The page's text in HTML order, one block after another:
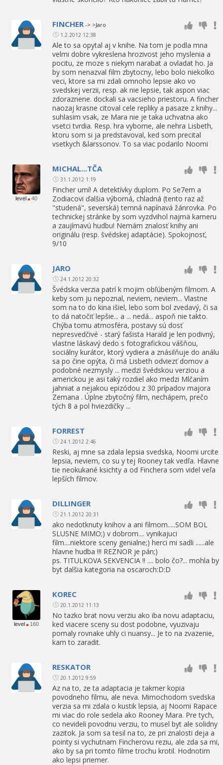
FINCHER -> >Jaro
1.2.2012 12:38
Ale to sa opytal aj v knihe. Na tom je podla mna
velmi dobre vykreslena hrozivost jeho myslenia a
pocitu, ze moze s niekym narabat a ovladat ho. Ja
by som nenazval film zbytocny, lebo bolo niekolko
veci, ktore sa mi zdali omnoho lepsie ako vo
svedskej verzii, resp. ak nie lepsie, tak aspon viac
zdoraznene. dockali sa vacsieho priestoru. A fincher
naozaj krasne citoval cele repliky a pasaze z knihy...
suhlasim vsak, ze Mara nie je taka uchvatna ako
vsetci tvrdia. Resp. hra vyborne, ale nehra Lisbeth,
ktoru som si ja predstavoval, ked som precital
vsetkych &larssonov. To sa viac podarilo Noomi
level 40
MICHAL...TČA
31.1.2012 1:19
Fincher umí! A detektívky duplom. Po Se7em a
Zodiacovi ďalšia výborná, chladná (tento raz až
"studená", severská) temná napínavá žánrovka. Po
technickej stránke by som vyzdvihol najmä kameru
a zaujímavú hudbu! Nemám znalosť knihy ani
originálu (resp. švédskej adaptácie). Spokojnosť,
9/10
JARO
24.1.2012 20:32
Švédska verzia patrí k mojim obľúbeným filmom. A
keby som ju nepoznal, neviem, neviem... Vlastne
som na to do kina išiel, lebo som bol zvedavý, či sa
to dá natočiť lepšie... a ... nedá... aspoň nie takto.
Chýba tomu atmosféra, postavy sú dosť
nepresvedčivé - starý fašista Harald je len podivný,
vlastne láskavý dedo s fotografickou vášňou,
sociálny kurátor, ktorý vydiera a znásilňuje do análu
sa po čine opýta, či má Lisbeth odviezť domov a
podobné nezmysly ... medzi švédskou verziou a
americkou je asi taký rozdiel ako medzi Mlčaním
jahniat a nejakou epizódou z 30 prípadov majora
Zemana . Úplne zbytočný film, nechápem, prečo
tých 8 a pol hviezdičky ...
FORREST
24.1.2012 2:46
Reski, aj mne sa zdala lepsia svedska, Noomi urcite
lepsia, neviem, co su y tej Rooney tak vedľa. Hlavne
tie neokukané ksichty a od Finchera som videl veľa
lepších filmov.
DILLINGER
21.1.2012 20:31
ako nedotknuty knihov a ani filmom.....SOM BOL
SLUSNE MIMO;) v dobrom.... vynikajuci
film....niektore sceny genialne;) herci mi sadli ......ale
hlavne hudba !!! REZNOR je pán;)
ps. TITULKOVA SEKVENCIA !! .... bolo čo?... mohla by
byt dalšia kategoria na oscaroch:D:D
level 160
KOREC
20.1.2012 11:13
No tazko brat novu verziu ako iba novu adaptaciu,
ked viacere sceny su dost podobne, vyuzivaju
pomaly rovnake uhly ci nuansy... Je to na zvazenie,
kam to zaradit.
RESKATOR
20.1.2012 9:59
Az na to, ze ta adaptacia je takmer kopia
povodneho filmu, ale neva. Mimochodom svedska
verzia sa mi zdala o kustik lepsia, aj Noomi Rapace
mi viac do role sedela ako Rooney Mara. Pre tych,
co nevideli povodnu verziu, to musel byt ale solidny
zazitok. Ja som sa tesil na to, ze pri znalosti deja a
pointy si vychutnam Fincherovu reziu, ale zda sa mi,
ako by sa pri tomto filme trochu krotil. Hodnotim
ako lepsi priemer.